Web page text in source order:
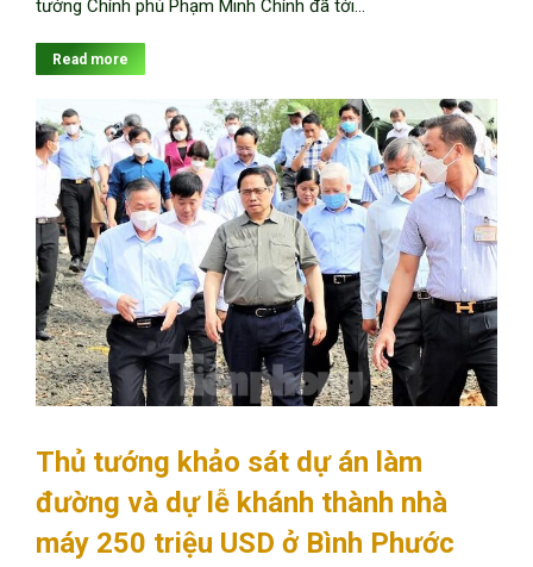
tướng Chính phủ Phạm Minh Chính đã tới…
Read more
Thủ tướng khảo sát dự án làm
đường và dự lễ khánh thành nhà
máy 250 triệu USD ở Bình Phước